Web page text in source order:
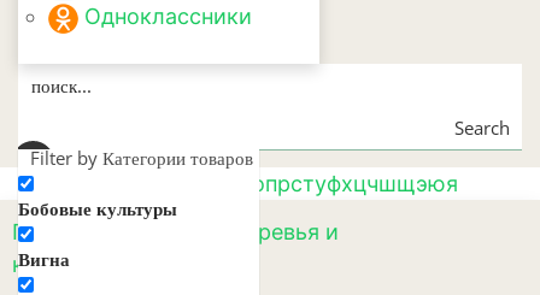
Одноклассники
Search
Filter by Категории товаров
Бобовые культуры
Вигна
опрстуфхцчшщэюя
Главная
Плодовые деревья и
кустарники